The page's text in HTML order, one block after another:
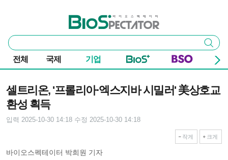
바이오스펙테이터
통
합
검
색
검색
전체 국제 기업
셀트리온, '프롤리아·엑스지바 시밀러' 美상호교
환성 획득
입력 2025-10-30 14:18 수정 2025-10-30 14:18
작게 크게
바이오스펙테이터 박희원 기자